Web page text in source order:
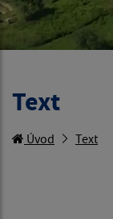
Text
Úvod Text